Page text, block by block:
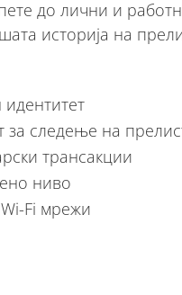
до лични и
историја на
за следење на
трансакции
ниво
Fi мрежи